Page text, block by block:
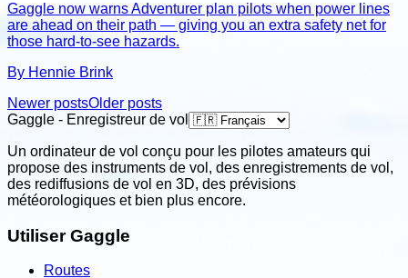
Gaggle now warns Adventurer plan pilots when power lines
are ahead on their path — giving you an extra safety net for
those hard-to-see hazards.
By Hennie Brink
Newer postsOlder posts
Gaggle - Enregistreur de vol
Un ordinateur de vol conçu pour les pilotes amateurs qui
propose des instruments de vol, des enregistrements de vol,
des rediffusions de vol en 3D, des prévisions
météorologiques et bien plus encore.
Utiliser Gaggle
Routes